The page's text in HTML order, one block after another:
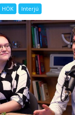
HÖK Interjú